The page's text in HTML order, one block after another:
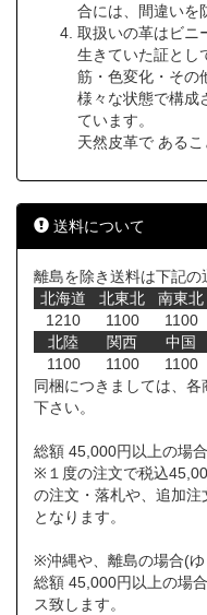
合には、間違いを
取扱いの革はビニ
生きていた証とし
筋・色変化・その
様々な状態で構成
ています。
天然皮革で あるこ
送料について
離島を除き送料は下記の
北海道
北東北 南東北
1210
1100 1100
北陸
関西 中国
1100
1100 1100
同梱につきましては、各
下さい。
総額 45,000円以上の場
※１度の注文で税込
の注文・落札や、追加
となります。
※沖縄や、離島の場合(
総額 45,000円以上の場
ス致します。